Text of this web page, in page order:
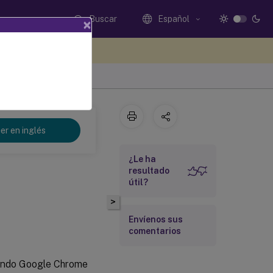
Buscar Español
en inglés
Google Chrome
>
¿Le ha
resultado
útil?
Envíenos sus
comentarios
×